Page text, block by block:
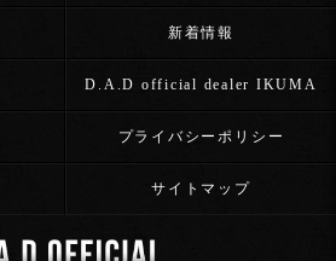
新着情報
D.A.D official dealer IKUMA
プライバシーポリシー
サイトマップ